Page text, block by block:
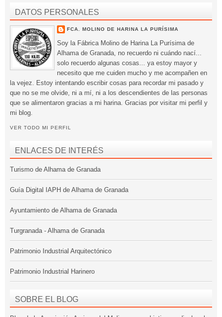
DATOS PERSONALES
FCA. MOLINO DE HARINA LA PURÍSIMA
Soy la Fábrica Molino de Harina La Purísima de
Alhama de Granada, no recuerdo ni cuándo nací...
solo recuerdo algunas cosas... ya estoy mayor y
necesito que me cuiden mucho y me acompañen en
la vejez. Estoy intentando escribir cosas para recordar mi pasado y
que no se me olvide, ni a mí, ni a los descendientes de las personas
que se alimentaron gracias a mi harina. Gracias por visitar mi perfil y
mi blog.
VER TODO MI PERFIL
ENLACES DE INTERÉS
Turismo de Alhama de Granada
Guía Digital IAPH de Alhama de Granada
Ayuntamiento de Alhama de Granada
Turgranada - Alhama de Granada
Patrimonio Industrial Arquitectónico
Patrimonio Industrial Harinero
SOBRE EL BLOG